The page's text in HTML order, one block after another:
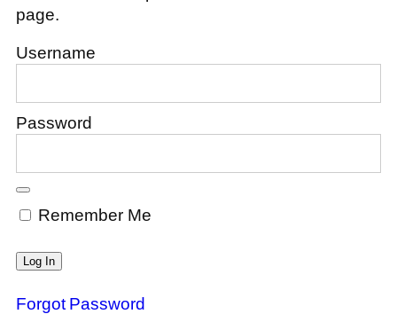
page.
Username
Password
Remember Me
Forgot Password